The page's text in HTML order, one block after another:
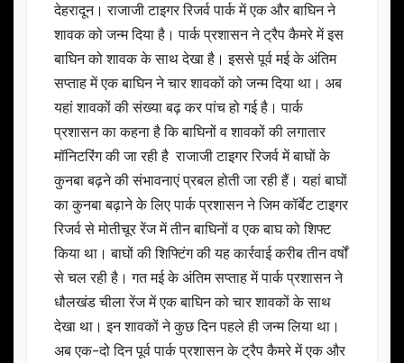
देहरादून। राजाजी टाइगर रिजर्व पार्क में एक और बाघिन ने
शावक को जन्म दिया है। पार्क प्रशासन ने ट्रैप कैमरे में इस
बाघिन को शावक के साथ देखा है। इससे पूर्व मई के अंतिम
सप्ताह में एक बाघिन ने चार शावकों को जन्म दिया था। अब
यहां शावकों की संख्या बढ़ कर पांच हो गई है। पार्क
प्रशासन का कहना है कि बाघिनों व शावकों की लगातार
मॉनिटरिंग की जा रही है राजाजी टाइगर रिजर्व में बाघों के
कुनबा बढ़ने की संभावनाएं प्रबल होती जा रही हैं। यहां बाघों
का कुनबा बढ़ाने के लिए पार्क प्रशासन ने जिम कॉर्बेट टाइगर
रिजर्व से मोतीचूर रेंज में तीन बाघिनों व एक बाघ को शिफ्ट
किया था। बाघों की शिफ्टिंग की यह कार्रवाई करीब तीन वर्षों
से चल रही है। गत मई के अंतिम सप्ताह में पार्क प्रशासन ने
धौलखंड चीला रेंज में एक बाघिन को चार शावकों के साथ
देखा था। इन शावकों ने कुछ दिन पहले ही जन्म लिया था।
अब एक-दो दिन पूर्व पार्क प्रशासन के ट्रैप कैमरे में एक और